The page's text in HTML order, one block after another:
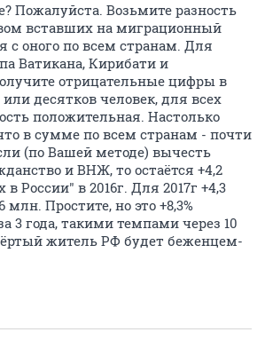
Пожалуйста. Возьмите разность
вставших на миграционный
с оного по всем странам. Для
Ватикана, Кирибати и
отрицательные цифры в
десятков человек, для всех
положительная. Настолько
в сумме по всем странам - почти
(по Вашей методе) вычесть
и ВНЖ, то остаётся +4,2
России" в 2016г. Для 2017г +4,3
млн. Простите, но это +8,3%
3 года, такими темпами через 10
житель РФ будет беженцем-